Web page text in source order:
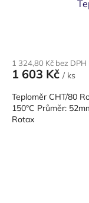
1 324,80 Kč bez DPH
1 603 Kč / ks
Teploměr CHT/80
150°C Průměr:
Rotax